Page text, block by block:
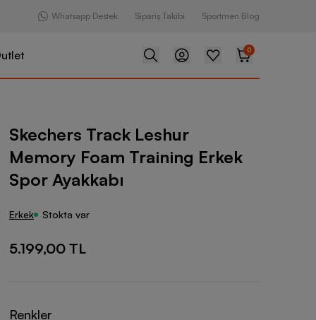
Whatsapp Destek Sipariş Takibi Sportmen Blog
0
Leshur Memory Foam Training Erkek Spor Ayakkabı
Skechers Track Leshur
Memory Foam Training Erkek
Spor Ayakkabı
Erkek Stokta var
5.199,00 TL
Renkler